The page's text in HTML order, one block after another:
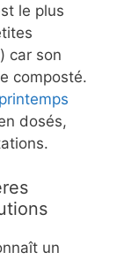
le plus
car son
composté.
dosés,
un